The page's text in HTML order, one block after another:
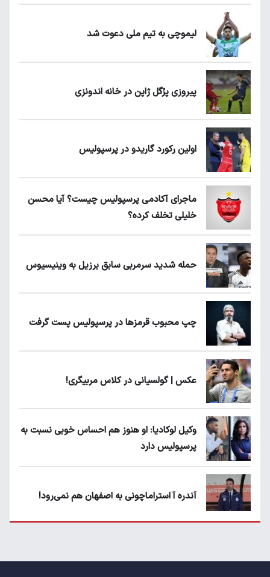
لیموچی به تیم ملی دعوت شد
پیروزی پرُگل ژاپن در خانه اندونزی
اولین رکورد گاریدو در پرسپولیس
ماجرای آکادمی پرسپولیس چیست؟ آیا محسن
خلیلی تخلف کرده؟
حمله شدید سرمربی سابق برزیل به وینیسیوس
چپ محبوب قرمزها در پرسپولیس پست گرفت
عکس | گولسیانی در کلاس مربیگری!
وکیل لوکادیا: او هنوز هم احساس خوبی نسبت به
پرسپولیس دارد
آندره آ استراماچونی به اصفهان هم نمی‌رود!
حسن روی هوا!